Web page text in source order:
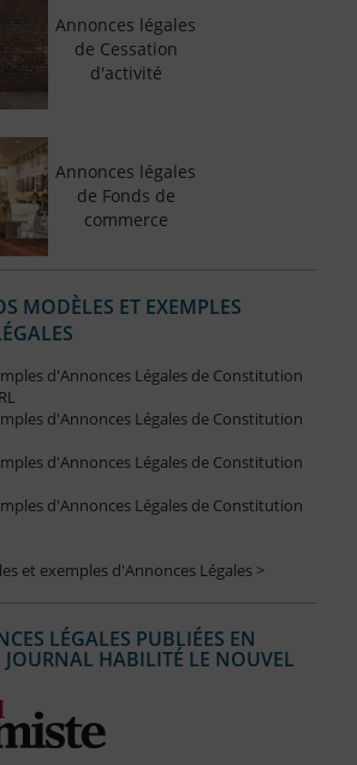
Annonces légales
de Cessation
d'activité
Annonces légales
de Fonds de
commerce
MODÈLES ET EXEMPLES
d'Annonces Légales de Constitution
d'Annonces Légales de Constitution
d'Annonces Légales de Constitution
d'Annonces Légales de Constitution
et exemples d'Annonces Légales >
LÉGALES PUBLIÉES EN
HABILITÉ LE NOUVEL